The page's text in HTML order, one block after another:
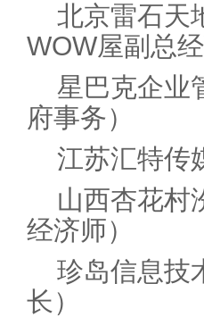
北京雷石天
WOW屋副总经
星巴克企业
府事务）
江苏汇特传
山西杏花村
经济师）
珍岛信息技
长）